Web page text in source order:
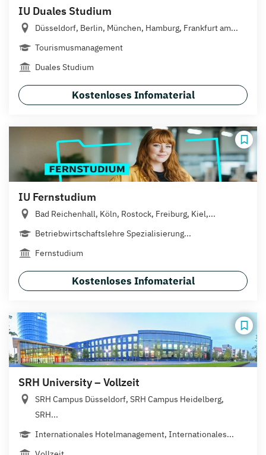
IU Duales Studium
Düsseldorf, Berlin, München, Hamburg, Frankfurt am...
Tourismusmanagement
Duales Studium
Kostenloses Infomaterial
IU Fernstudium
Bad Reichenhall, Köln, Rostock, Freiburg, Kiel,...
Betriebwirtschaftslehre Spezialisierung...
Fernstudium
Kostenloses Infomaterial
SRH University – Vollzeit
SRH Campus Düsseldorf, SRH Campus Heidelberg,
SRH...
Internationales Hotelmanagement, Internationales...